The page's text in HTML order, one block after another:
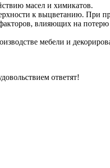
масел и химикатов.
к выцветанию. При
влияющих на
мебели и
ответят!